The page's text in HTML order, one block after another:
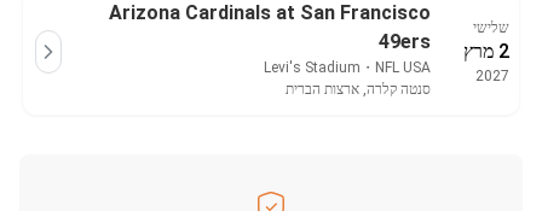
שלישי
2 מרץ
2027
Arizona Cardinals at San Francisco
49ers
NFL USA
・
Levi's Stadium
סנטה קלרה, ארצות הברית